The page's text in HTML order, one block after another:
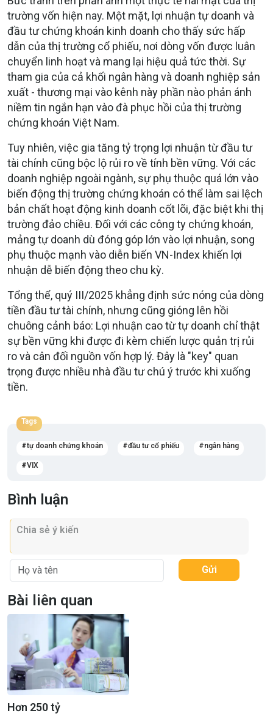
trường vốn hiện nay. Một mặt, lợi nhuận tự doanh và
đầu tư chứng khoán kinh doanh cho thấy sức hấp
dẫn của thị trường cổ phiếu, nơi dòng vốn được luân
chuyển linh hoạt và mang lại hiệu quả tức thời. Sự
tham gia của cả khối ngân hàng và doanh nghiệp sản
xuất - thương mại vào kênh này phần nào phản ánh
niềm tin ngắn hạn vào đà phục hồi của thị trường
chứng khoán Việt Nam.
Tuy nhiên, việc gia tăng tỷ trọng lợi nhuận từ đầu tư
tài chính cũng bộc lộ rủi ro về tính bền vững. Với các
doanh nghiệp ngoài ngành, sự phụ thuộc quá lớn vào
biến động thị trường chứng khoán có thể làm sai lệch
bản chất hoạt động kinh doanh cốt lõi, đặc biệt khi thị
trường đảo chiều. Đối với các công ty chứng khoán,
mảng tự doanh dù đóng góp lớn vào lợi nhuận, song
phụ thuộc mạnh vào diễn biến VN-Index khiến lợi
nhuận dễ biến động theo chu kỳ.
Tổng thể, quý III/2025 khẳng định sức nóng của dòng
tiền đầu tư tài chính, nhưng cũng gióng lên hồi
chuông cảnh báo: Lợi nhuận cao từ tự doanh chỉ thật
sự bền vững khi được đi kèm chiến lược quản trị rủi
ro và cân đối nguồn vốn hợp lý. Đây là "key" quan
trọng được nhiều nhà đầu tư chú ý trước khi xuống
tiền.
Tags
tự doanh chứng khoán đầu tư cổ phiếu ngân hàng
VIX
Bài liên quan
Hơn 250 tỷ
Bình luận
Gửi